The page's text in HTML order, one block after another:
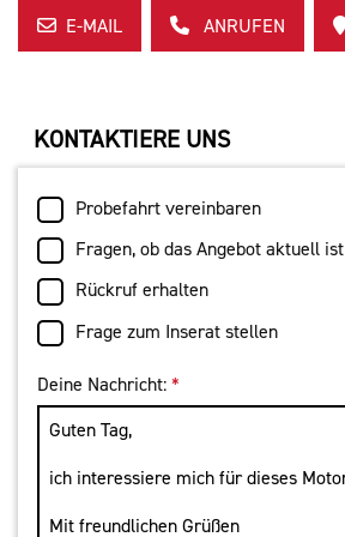
E-MAIL ANRUFEN
KONTAKTIERE UNS
Probefahrt vereinbaren
Fragen, ob das Angebot aktuell ist
Rückruf erhalten
Frage zum Inserat stellen
Deine Nachricht: *